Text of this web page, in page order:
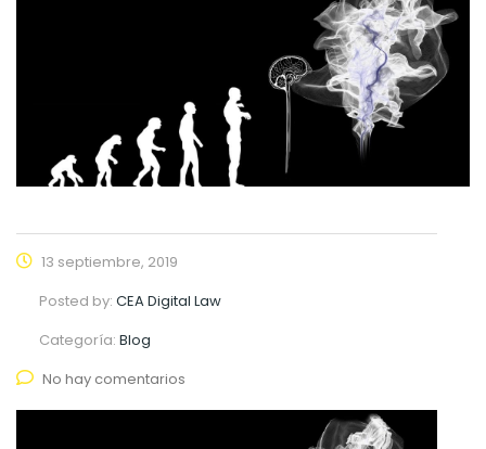
13 septiembre, 2019
Posted by: CEA Digital Law
Categoría: Blog
No hay comentarios